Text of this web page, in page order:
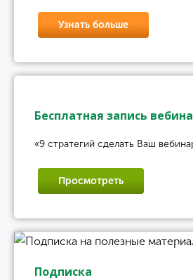
Узнать больше
Бесплатная запись
«9 стратегий сделать Ваш
Просмотреть
Подписка